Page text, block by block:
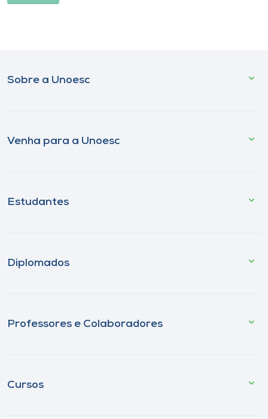
Sobre a Unoesc
Venha para a Unoesc
Estudantes
Diplomados
Professores e Colaboradores
Cursos